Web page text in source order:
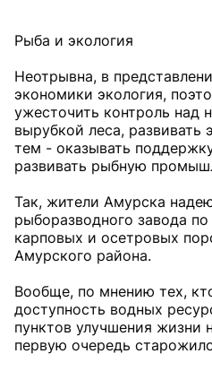
Рыба и экология
Неотрывна, в
экономики экология,
ужесточить контроль над
вырубкой леса, развивать
тем - оказывать
развивать рыбную
Так, жители Амурска
рыборазводного завода
карповых и осетровых
Амурского района.
Вообще, по мнению тех,
доступность водных
пунктов улучшения жизни
первую очередь